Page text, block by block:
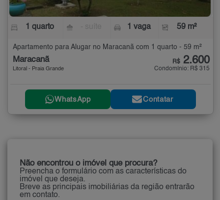
1 quarto 1 vaga 59 m²
Apartamento para Alugar no Maracanã com 1 quarto - 59 m²
Maracanã
Litoral - Praia Grande
R$ 2.600
Condomínio: R$ 315
WhatsApp Contatar
Não encontrou o imóvel que procura?
Preencha o formulário com as características do
imóvel que deseja.
Breve as principais imobiliárias da região entrarão
em contato.